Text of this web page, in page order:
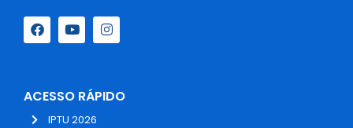
ACESSO RÁPIDO
IPTU 2026